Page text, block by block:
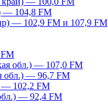
— 104,8 FM
— 102,9 FM и 107,9 FM
обл.) — 107,0 FM
обл.) — 96,7 FM
— 102,2 FM
— 92,4 FM